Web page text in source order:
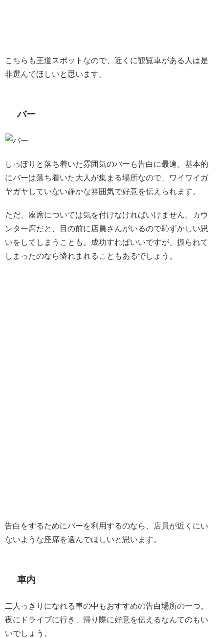
こちらも王道スポットなので、近くに観覧車がある人は是
非選んでほしいと思います。
バー
しっぽりと落ち着いた雰囲気のバーも告白に最適。基本的
にバーは落ち着いた大人が集まる場所なので、ワイワイガ
ヤガヤしていない静かな雰囲気で好意を伝えられます。
ただ、座席については気を付けなければいけません。カウ
ンター席だと、目の前に店員さんがいるので恥ずかしい思
いをしてしまうことも。成功すればいいですが、振られて
しまったのなら憐れまれることもあるでしょう。
告白をするためにバーを利用するのなら、店員が近くにい
ないような座席を選んでほしいと思います。
車内
二人っきりになれる車の中もおすすめの告白場所の一つ。
夜にドライブに行き、帰り際に好意を伝えるなんてのもい
いでしょう。